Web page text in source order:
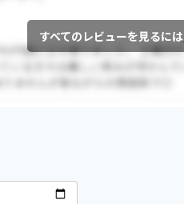
すべてのレビューを見るには